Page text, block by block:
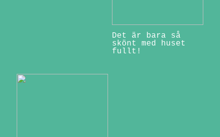
Det är bara så
skönt med huset
fullt!